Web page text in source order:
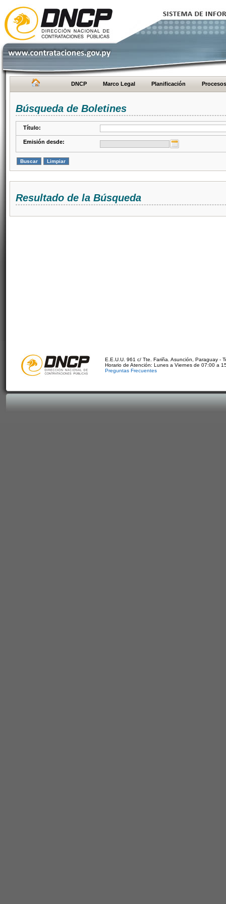
DNCP Marco Legal Planificación Procesos
Búsqueda de Boletines
Título:
Emisión desde:
Resultado de la Búsqueda
E.E.U.U. 961 c/ Tte. Fariña. Asunción, Paraguay -
Horario de Atención: Lunes a Viernes de 07:00 a
Preguntas Frecuentes